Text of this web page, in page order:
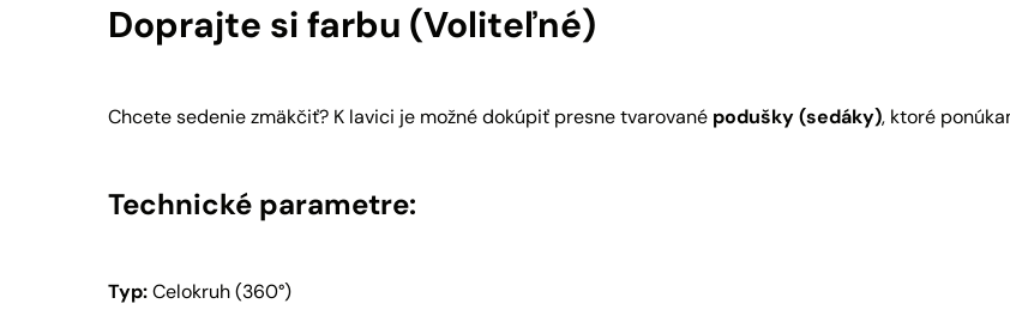
Doprajte si farbu (Voliteľné)
Chcete sedenie zmäkčiť? K lavici je možné dokúpiť presne tvarované podušky (sedáky), ktoré
Technické parametre:
Typ:Celokruh (360°)